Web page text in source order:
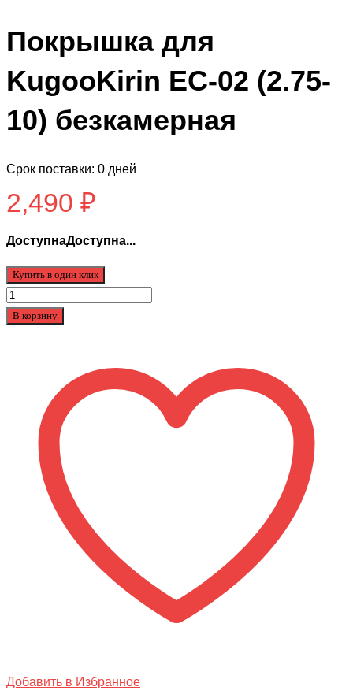
Покрышка для
KugooKirin EC-02 (2.75-
10) безкамерная
Срок поставки: 0 дней
2,490 ₽
ДоступнаДоступна...
Купить в один клик
Количество
товара
безкамерная
В корзину
Добавить в Избранное